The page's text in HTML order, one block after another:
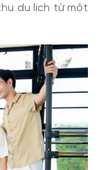
du lịch từ một